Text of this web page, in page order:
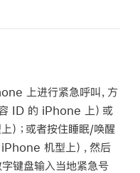
上进行紧急呼叫，方
ID 的 iPhone 上）或
）；或者按住睡眠/唤醒
机型上），然后
键盘输入当地紧急号